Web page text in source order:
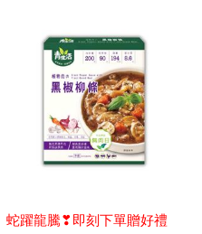
蛇躍龍騰❣即刻下單贈好禮